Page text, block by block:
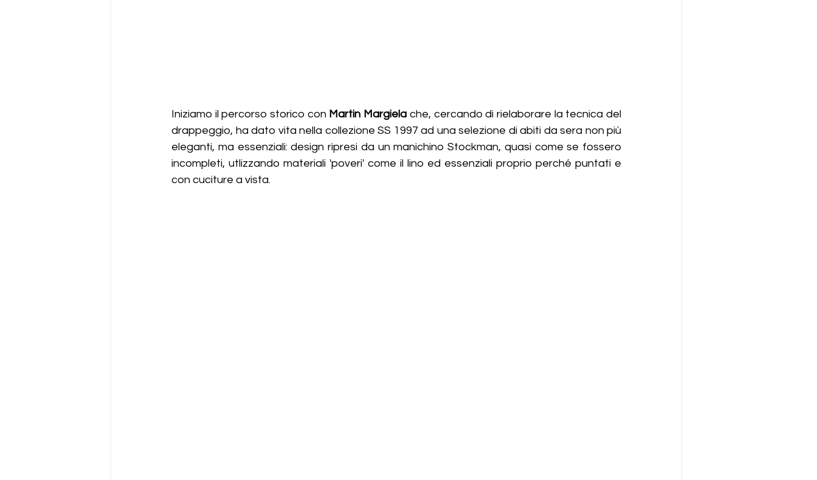
Iniziamo il percorso storico con Martin Margiela che, cercando di rielaborare la tecnica del
drappeggio, ha dato vita nella collezione SS 1997 ad una selezione di abiti da sera non più
eleganti, ma essenziali: design ripresi da un manichino Stockman, quasi come se fossero
incompleti, utlizzando materiali 'poveri' come il lino ed essenziali proprio perché puntati e
con cuciture a vista.